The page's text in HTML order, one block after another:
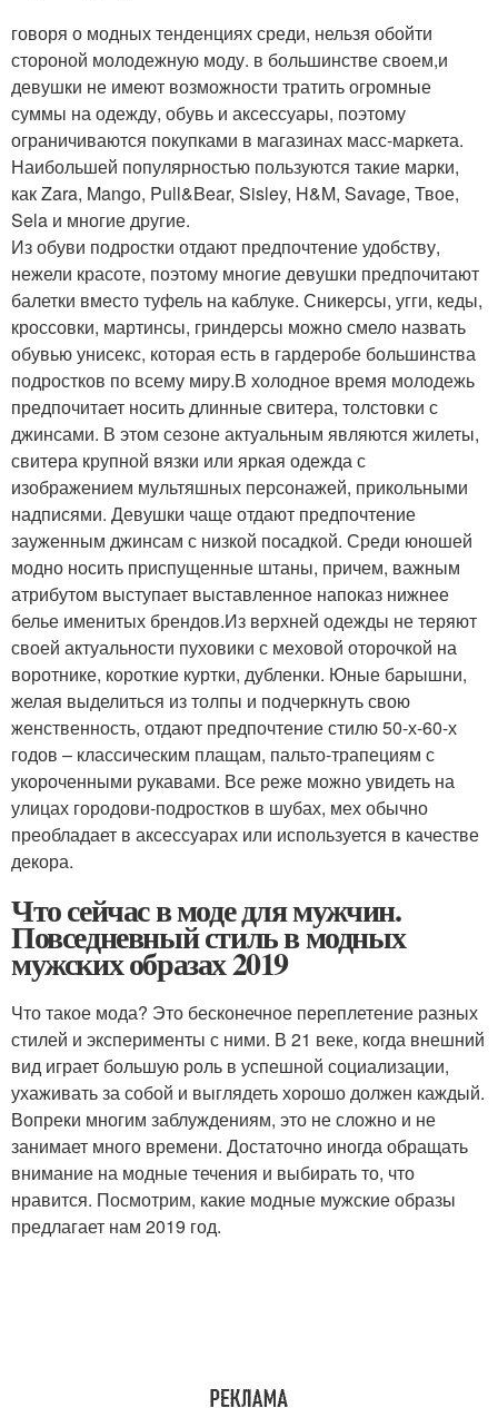
говоря о модных тенденциях среди, нельзя обойти
стороной молодежную моду. в большинстве своем,и
девушки не имеют возможности тратить огромные
суммы на одежду, обувь и аксессуары, поэтому
ограничиваются покупками в магазинах масс-маркета.
Наибольшей популярностью пользуются такие марки,
как Zara, Mango, Pull&Bear, Sisley, H&M, Savage, Твое,
Sela и многие другие.
Из обуви подростки отдают предпочтение удобству,
нежели красоте, поэтому многие девушки предпочитают
балетки вместо туфель на каблуке. Сникерсы, угги, кеды,
кроссовки, мартинсы, гриндерсы можно смело назвать
обувью унисекс, которая есть в гардеробе большинства
подростков по всему миру.В холодное время молодежь
предпочитает носить длинные свитера, толстовки с
джинсами. В этом сезоне актуальным являются жилеты,
свитера крупной вязки или яркая одежда с
изображением мультяшных персонажей, прикольными
надписями. Девушки чаще отдают предпочтение
зауженным джинсам с низкой посадкой. Среди юношей
модно носить приспущенные штаны, причем, важным
атрибутом выступает выставленное напоказ нижнее
белье именитых брендов.Из верхней одежды не теряют
своей актуальности пуховики с меховой оторочкой на
воротнике, короткие куртки, дубленки. Юные барышни,
желая выделиться из толпы и подчеркнуть свою
женственность, отдают предпочтение стилю 50-х-60-х
годов – классическим плащам, пальто-трапециям с
укороченными рукавами. Все реже можно увидеть на
улицах городови-подростков в шубах, мех обычно
преобладает в аксессуарах или используется в качестве
декора.
Что сейчас в моде для мужчин.
Повседневный стиль в модных
мужских образах 2019
Что такое мода? Это бесконечное переплетение разных
стилей и эксперименты с ними. В 21 веке, когда внешний
вид играет большую роль в успешной социализации,
ухаживать за собой и выглядеть хорошо должен каждый.
Вопреки многим заблуждениям, это не сложно и не
занимает много времени. Достаточно иногда обращать
внимание на модные течения и выбирать то, что
нравится. Посмотрим, какие модные мужские образы
предлагает нам 2019 год.